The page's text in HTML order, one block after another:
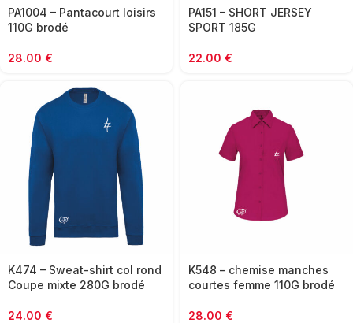
PA1004 – Pantacourt loisirs
110G brodé
28.00 €
PA151 – SHORT JERSEY
SPORT 185G
22.00 €
K474 – Sweat-shirt col rond
Coupe mixte 280G brodé
24.00 €
K548 – chemise manches
courtes femme 110G brodé
28.00 €